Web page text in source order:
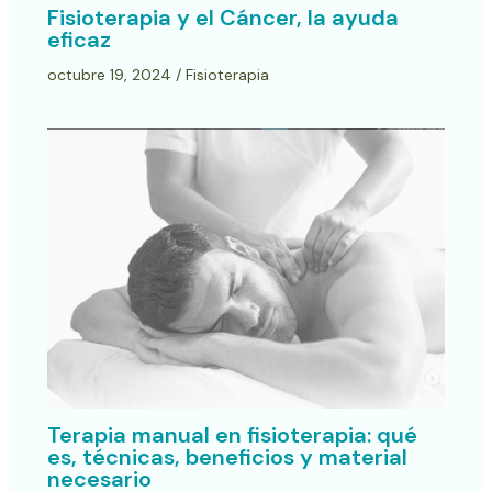
Fisioterapia y el Cáncer, la ayuda
eficaz
octubre 19, 2024 / Fisioterapia
Terapia manual en fisioterapia: qué
es, técnicas, beneficios y material
necesario